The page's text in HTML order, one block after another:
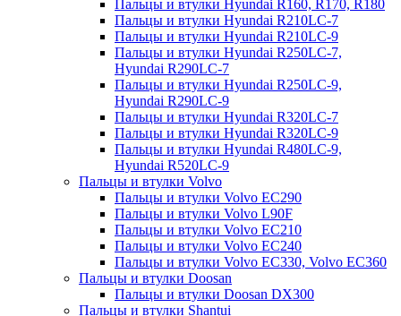
Пальцы и втулки Hyundai R160, R170, R180
Пальцы и втулки Hyundai R210LC-7
Пальцы и втулки Hyundai R210LC-9
Пальцы и втулки Hyundai R250LC-7,
Hyundai R290LC-7
Пальцы и втулки Hyundai R250LC-9,
Hyundai R290LC-9
Пальцы и втулки Hyundai R320LC-7
Пальцы и втулки Hyundai R320LC-9
Пальцы и втулки Hyundai R480LC-9,
Hyundai R520LC-9
Пальцы и втулки Volvo
Пальцы и втулки Volvo EC290
Пальцы и втулки Volvo L90F
Пальцы и втулки Volvo EC210
Пальцы и втулки Volvo EC240
Пальцы и втулки Volvo EC330, Volvo EC360
Пальцы и втулки Doosan
Пальцы и втулки Doosan DX300
Пальцы и втулки Shantui